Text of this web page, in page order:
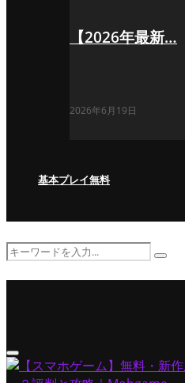
【2026年最新…
2026年6月19日
基本プレイ無料
Search
Search
Primary
Menu